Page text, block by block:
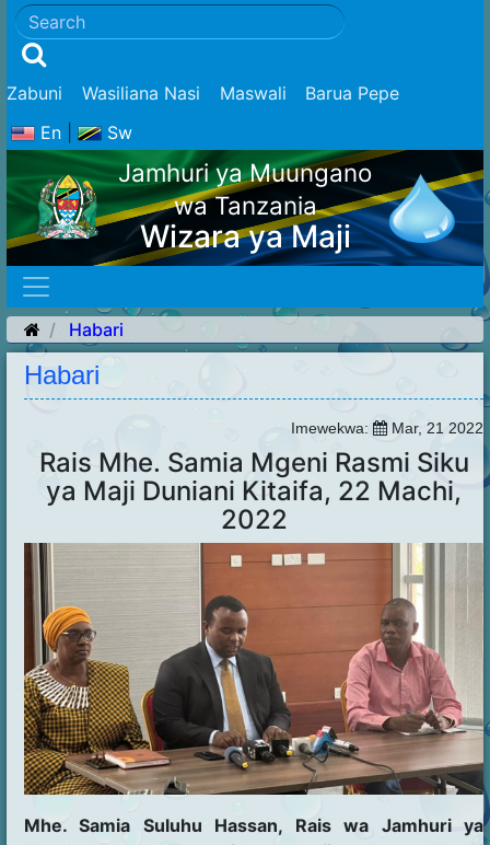
Zabuni Wasiliana Nasi Maswali
Barua Pepe
En
Sw
Jamhuri ya Muungano
wa Tanzania
Wizara ya Maji
Habari
Habari
Imewekwa: Mar, 21 2022
Rais Mhe. Samia Mgeni Rasmi Siku
ya Maji Duniani Kitaifa, 22 Machi,
2022
Mhe. Samia Suluhu Hassan, Rais wa Jamhuri ya